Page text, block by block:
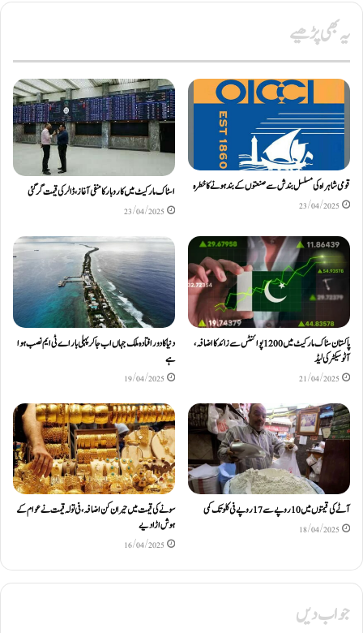
یہ بھی پڑھیے
قومی شاہراہ کی مسلسل بندش سے صنعتوں کے بند ہونے کا خطرہ
23/04/2025
اسٹاک مارکیٹ میں کاروبار کا منفی آغاز ، ڈالر کی قیمت گر گئی
23/04/2025
پاکستان سٹاک مارکیٹ میں 1200 پوائنٹس سے زائد کا اضافہ،
آٹو سیکٹر کی لیڈ
21/04/2025
دنیا کا دور افتادہ ملک جہاں اب جاکر پہلی بار اے ٹی ایم نصب ہوا
ہے
19/04/2025
آٹے کی قیمتوں میں 10 روپے سے 17 روپے فی کلو تک کمی
18/04/2025
سونے کی قیمت میں حیران کن اضافہ، فی تولہ قیمت نے عوام کے
ہوش اڑادیے
16/04/2025
جواب دیں